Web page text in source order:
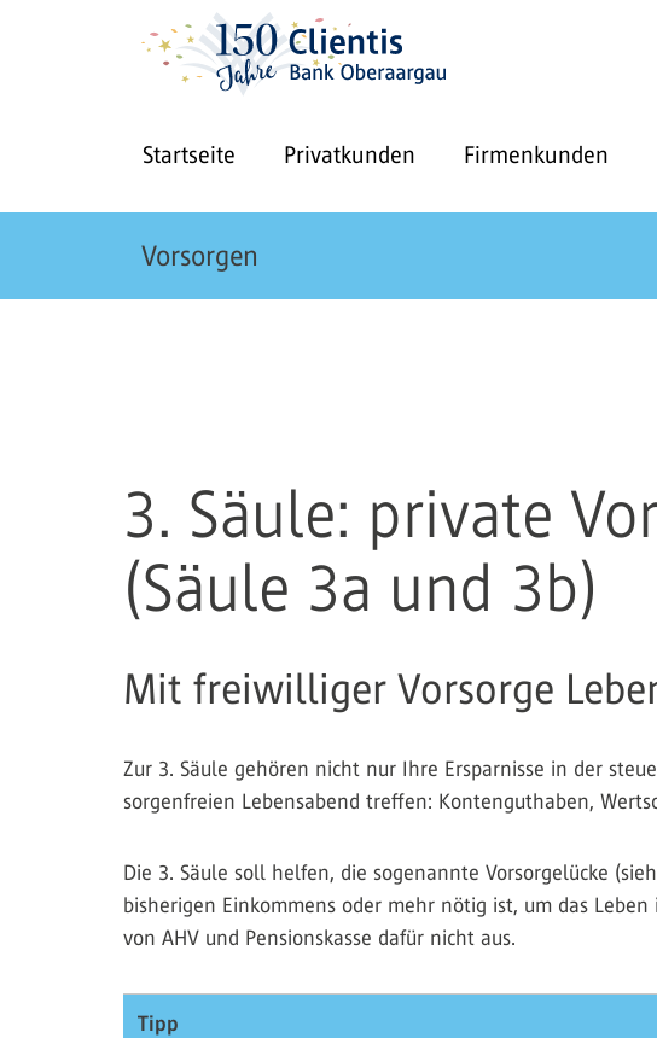
Startseite Privatkunden Firmenkunden
Vorsorgen
3. Säule: private
(Säule 3a und 3b)
Mit freiwilliger Vorsorge
Zur 3. Säule gehören nicht nur Ihre Ersparnisse in der
sorgenfreien Lebensabend treffen: Kontenguthaben,
Die 3. Säule soll helfen, die sogenannte Vorsorgelücke
bisherigen Einkommens oder mehr nötig ist, um das
von AHV und Pensionskasse dafür nicht aus.
Tipp